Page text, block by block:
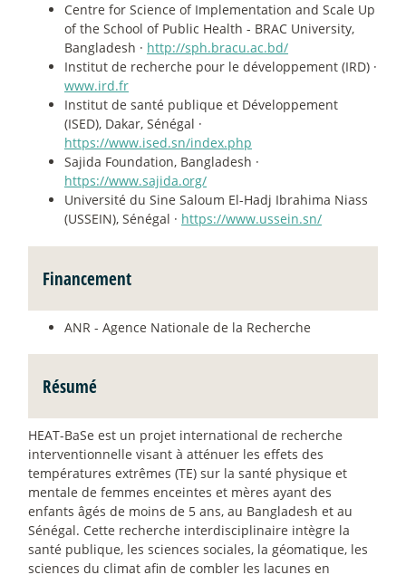
Centre for Science of Implementation and Scale Up
of the School of Public Health - BRAC University,
Bangladesh · http://sph.bracu.ac.bd/
Institut de recherche pour le développement (IRD) ·
www.ird.fr
Institut de santé publique et Développement
(ISED), Dakar, Sénégal ·
https://www.ised.sn/index.php
Sajida Foundation, Bangladesh ·
https://www.sajida.org/
Université du Sine Saloum El-Hadj Ibrahima Niass
(USSEIN), Sénégal · https://www.ussein.sn/
Financement
ANR - Agence Nationale de la Recherche
Résumé
HEAT-BaSe est un projet international de recherche
interventionnelle visant à atténuer les effets des
températures extrêmes (TE) sur la santé physique et
mentale de femmes enceintes et mères ayant des
enfants âgés de moins de 5 ans, au Bangladesh et au
Sénégal. Cette recherche interdisciplinaire intègre la
santé publique, les sciences sociales, la géomatique, les
sciences du climat afin de combler les lacunes en